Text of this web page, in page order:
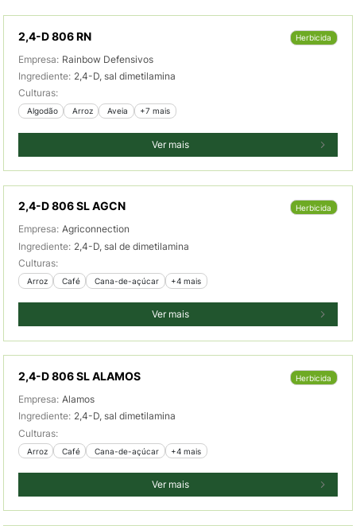
2,4-D 806 RN Herbicida
Empresa: Rainbow Defensivos
Ingrediente: 2,4-D, sal dimetilamina
Culturas:
Algodão Arroz Aveia +7 mais
Ver mais
2,4-D 806 SL AGCN Herbicida
Empresa: Agriconnection
Ingrediente: 2,4-D, sal de dimetilamina
Culturas:
Arroz Café Cana-de-açúcar +4 mais
Ver mais
2,4-D 806 SL ALAMOS Herbicida
Empresa: Alamos
Ingrediente: 2,4-D, sal dimetilamina
Culturas:
Arroz Café Cana-de-açúcar +4 mais
Ver mais